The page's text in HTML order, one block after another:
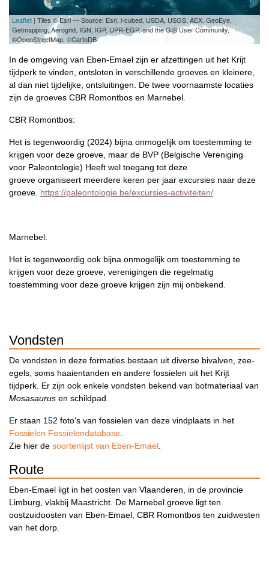
Leaflet | Tiles © Esri — Source: Esri, i-cubed, USDA, USGS, AEX, GeoEye,
Getmapping, Aerogrid, IGN, IGP, UPR-EGP, and the GIS User Community,
©OpenStreetMap, ©CartoDB
In de omgeving van Eben-Emael zijn er afzettingen uit het Krijt
tijdperk te vinden, ontsloten in verschillende groeves en kleinere,
al dan niet tijdelijke, ontsluitingen. De twee voornaamste locaties
zijn de groeves CBR Romontbos en Marnebel.
CBR Romontbos:
Het is tegenwoordig (2024) bijna onmogelijk om toestemming te
krijgen voor deze groeve, maar de BVP (Belgische Vereniging
voor Paleontologie) Heeft wel toegang tot deze
groeve organiseert meerdere keren per jaar excursies naar deze
groeve. https://paleontologie.be/excursies-activiteiten/
Marnebel:
Het is tegenwoordig ook bijna onmogelijk om toestemming te
krijgen voor deze groeve, verenigingen die regelmatig
toestemming voor deze groeve krijgen zijn mij onbekend.
Vondsten
De vondsten in deze formaties bestaan uit diverse bivalven, zee-
egels, soms haaientanden en andere fossielen uit het Krijt
tijdperk. Er zijn ook enkele vondsten bekend van botmateriaal van
Mosasaurus en schildpad.
Er staan 152 foto's van fossielen van deze vindplaats in het
Fossielen Fossielendatabase.
Zie hier de soortenlijst van Eben-Emael.
Route
Eben-Emael ligt in het oosten van Vlaanderen, in de provincie
Limburg, vlakbij Maastricht. De Marnebel groeve ligt ten
oostzuidoosten van Eben-Emael, CBR Romontbos ten zuidwesten
van het dorp.